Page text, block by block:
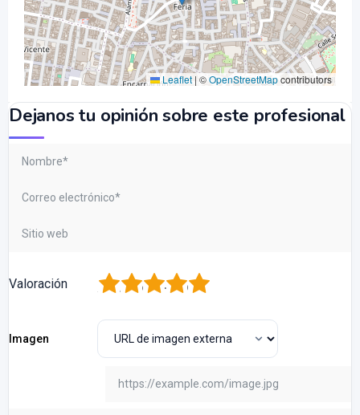
Leaflet | ©OpenStreetMapcontributors
Dejanos tu opinión sobre este profesional
Valoración 5
4
3
2
Imagen